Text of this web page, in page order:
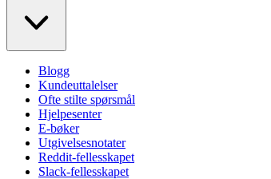
Blogg
Kundeuttalelser
Ofte stilte spørsmål
Hjelpesenter
E-bøker
Utgivelsesnotater
Reddit-fellesskapet
Slack-fellesskapet